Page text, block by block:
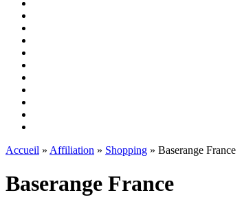
Accueil » Affiliation » Shopping » Baserange France
Baserange France